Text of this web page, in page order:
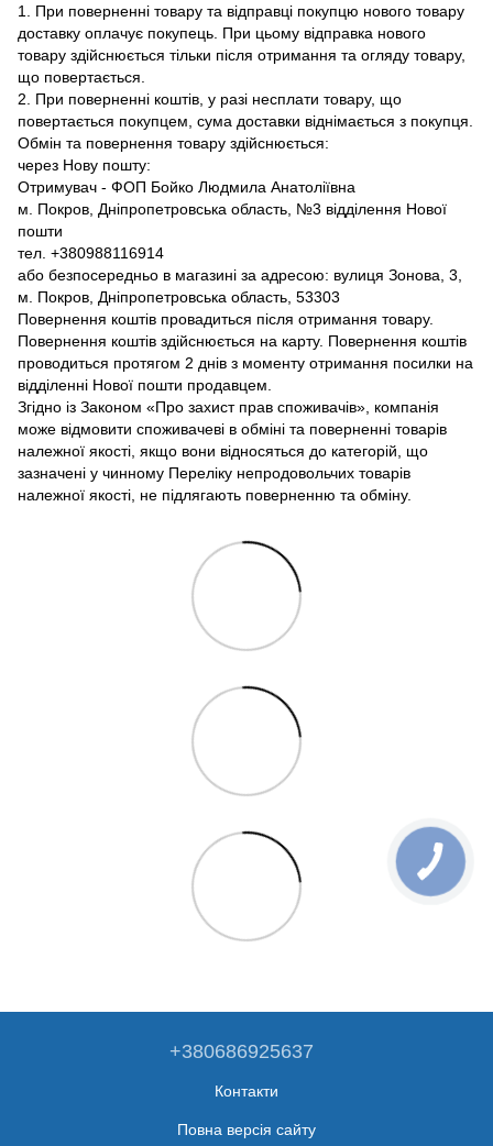
1. При поверненні товару та відправці покупцю нового товару
доставку оплачує покупець. При цьому відправка нового
товару здійснюється тільки після отримання та огляду товару,
що повертається.
2. При поверненні коштів, у разі несплати товару, що
повертається покупцем, сума доставки віднімається з покупця.
Обмін та повернення товару здійснюється:
через Нову пошту:
Отримувач - ФОП Бойко Людмила Анатоліївна
м. Покров, Дніпропетровська область, №3 відділення Нової
пошти
тел. +380988116914
або безпосередньо в магазині за адресою: вулиця Зонова, 3,
м. Покров, Дніпропетровська область, 53303
Повернення коштів провадиться після отримання товару.
Повернення коштів здійснюється на карту. Повернення коштів
проводиться протягом 2 днів з моменту отримання посилки на
відділенні Нової пошти продавцем.
Згідно із Законом «Про захист прав споживачів», компанія
може відмовити споживачеві в обміні та поверненні товарів
належної якості, якщо вони відносяться до категорій, що
зазначені у чинному Переліку непродовольчих товарів
належної якості, не підлягають поверненню та обміну.
+380686925637
Контакти
Повна версія сайту